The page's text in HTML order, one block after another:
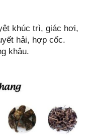
khúc trì, giác hơi,
hải, hợp cốc.
khâu.